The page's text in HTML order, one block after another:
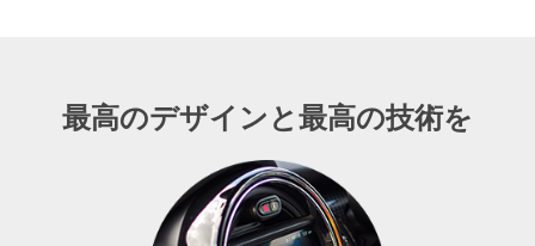
最高のデザインと最高の技術を